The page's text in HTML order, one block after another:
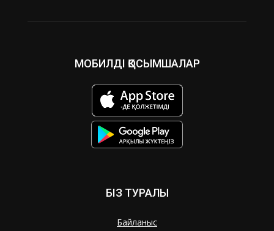
МОБИЛДІ ҚОСЫМШАЛАР
БІЗ ТУРАЛЫ
Байланыс